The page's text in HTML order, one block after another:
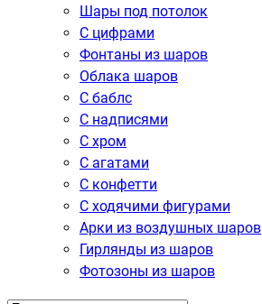
Шары под потолок
С цифрами
Фонтаны из шаров
Облака шаров
С баблс
С надписями
С хром
С агатами
С конфетти
С ходячими фигурами
Арки из воздушных шаров
Гирлянды из шаров
Фотозоны из шаров